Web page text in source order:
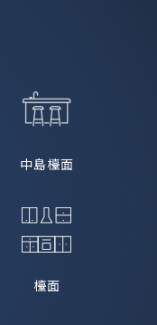
中島檯面
檯面